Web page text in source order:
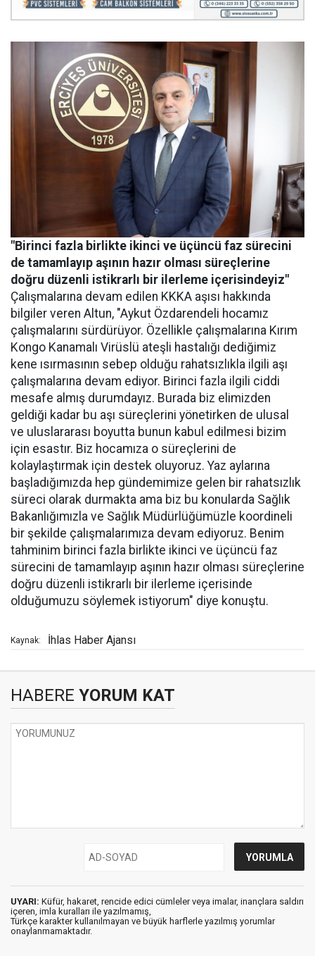
"Birinci fazla birlikte ikinci ve üçüncü faz sürecini
de tamamlayıp aşının hazır olması süreçlerine
doğru düzenli istikrarlı bir ilerleme içerisindeyiz"
Çalışmalarına devam edilen KKKA aşısı hakkında
bilgiler veren Altun, "Aykut Özdarendeli hocamız
çalışmalarını sürdürüyor. Özellikle çalışmalarına Kırım
Kongo Kanamalı Virüslü ateşli hastalığı dediğimiz
kene ısırmasının sebep olduğu rahatsızlıkla ilgili aşı
çalışmalarına devam ediyor. Birinci fazla ilgili ciddi
mesafe almış durumdayız. Burada biz elimizden
geldiği kadar bu aşı süreçlerini yönetirken de ulusal
ve uluslararası boyutta bunun kabul edilmesi bizim
için esastır. Biz hocamıza o süreçlerini de
kolaylaştırmak için destek oluyoruz. Yaz aylarına
başladığımızda hep gündemimize gelen bir rahatsızlık
süreci olarak durmakta ama biz bu konularda Sağlık
Bakanlığımızla ve Sağlık Müdürlüğümüzle koordineli
bir şekilde çalışmalarımıza devam ediyoruz. Benim
tahminim birinci fazla birlikte ikinci ve üçüncü faz
sürecini de tamamlayıp aşının hazır olması süreçlerine
doğru düzenli istikrarlı bir ilerleme içerisinde
olduğumuzu söylemek istiyorum" diye konuştu.
Kaynak: İhlas Haber Ajansı
HABERE YORUM KAT
UYARI: Küfür, hakaret, rencide edici cümleler veya imalar, inançlara saldırı
içeren, imla kuralları ile yazılmamış,
Türkçe karakter kullanılmayan ve büyük harflerle yazılmış yorumlar
onaylanmamaktadır.